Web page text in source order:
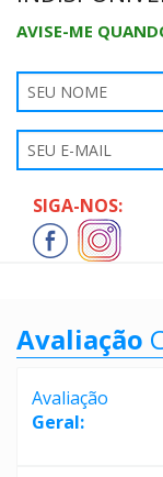
AVISE-ME
SIGA-NOS:
Avaliação
Avaliação
Geral: